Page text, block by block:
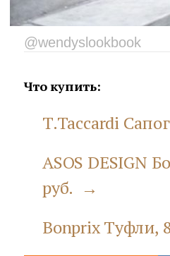
@wendyslookbook
Что купить:
T.Taccardi
ASOS DESIGN
руб. →
Bonprix Туфли,